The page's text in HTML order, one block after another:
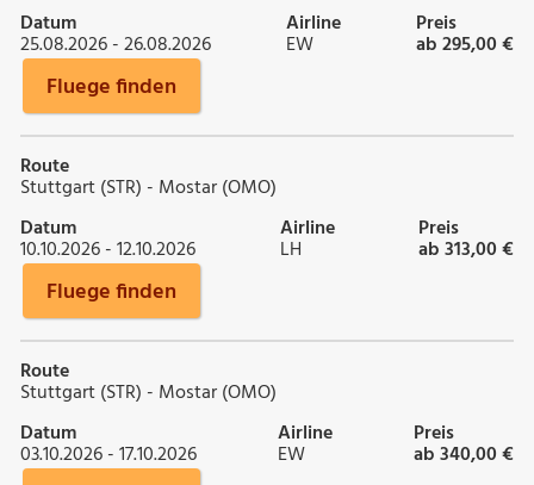
Datum
25.08.2026 - 26.08.2026
Airline
EW
Preis
ab 295,00 €
Fluege finden
Route
Stuttgart (STR) - Mostar (OMO)
Datum
10.10.2026 - 12.10.2026
Airline
LH
Preis
ab 313,00 €
Fluege finden
Route
Stuttgart (STR) - Mostar (OMO)
Datum
03.10.2026 - 17.10.2026
Airline
EW
Preis
ab 340,00 €